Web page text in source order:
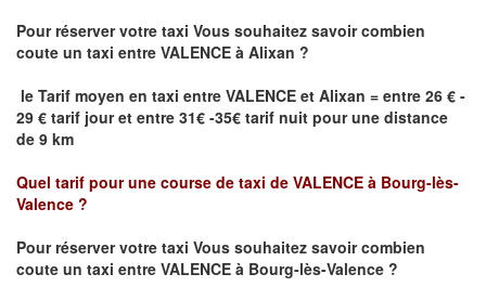
Pour réserver votre taxi Vous souhaitez savoircombien
coute un taxi entre VALENCE à Alixan ?
le Tarif moyen en taxi entre VALENCE et Alixan = entre 26 € -
29 € tarif jour et entre 31€ -35€ tarif nuit pour une distance
de 9 km
Quel tarif pour une course de taxi de VALENCE à Bourg-lès-
Valence ?
Pour réserver votre taxi Vous souhaitez savoircombien
coute un taxi entre VALENCE à Bourg-lès-Valence ?